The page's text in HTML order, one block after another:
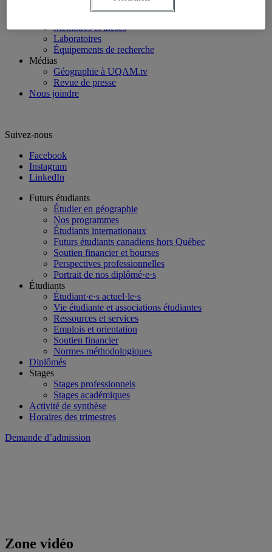
Mémoires et thèses
Laboratoires
Équipements de recherche
Médias
Géographie à UQAM.tv
Revue de presse
Nous joindre
Suivez-nous
Facebook
Instagram
LinkedIn
Futurs étudiants
Étudier en géographie
Nos programmes
Étudiants internationaux
Futurs étudiants canadiens hors Québec
Soutien financier et bourses
Perspectives professionnelles
Portrait de nos diplômé·e·s
Étudiants
Étudiant·e·s actuel·le·s
Vie étudiante et associations étudiantes
Ressources et services
Emplois et orientation
Soutien financier
Normes méthodologiques
Diplômés
Stages
Stages professionnels
Stages académiques
Activité de synthèse
Horaires des trimestres
Demande d’admission
Zone vidéo